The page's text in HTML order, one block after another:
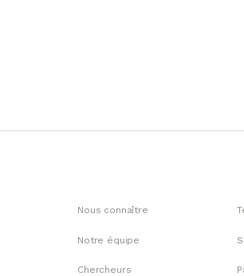
Nous connaître
Notre équipe
Chercheurs